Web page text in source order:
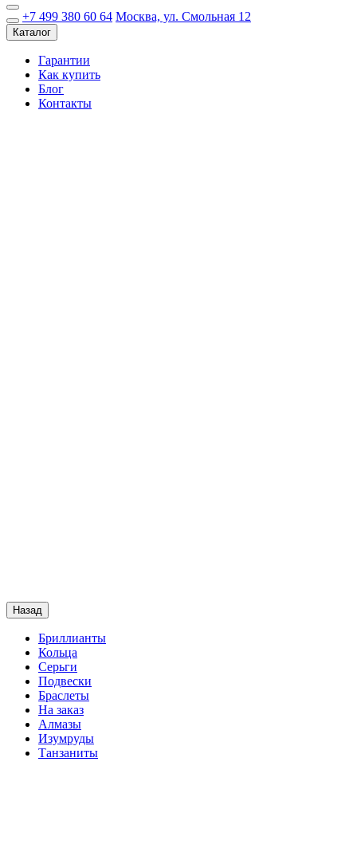
+7 499 380 60 64 Москва, ул. Смольная 12
Каталог
Гарантии
Как купить
Блог
Контакты
Назад
Бриллианты
Кольца
Серьги
Подвески
Браслеты
На заказ
Алмазы
Изумруды
Танзаниты